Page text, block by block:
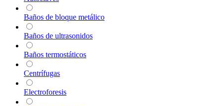
Baños de bloque metálico
Baños de ultrasonidos
Baños termostáticos
Centrífugas
Electroforesis